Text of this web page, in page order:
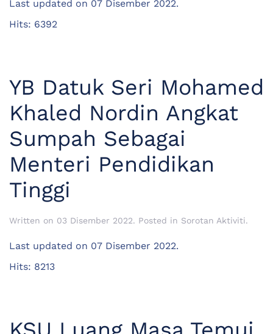
Last updated on 07 Disember 2022.
Hits: 6392
YB Datuk Seri Mohamed
Khaled Nordin Angkat
Sumpah Sebagai
Menteri Pendidikan
Tinggi
Written on 03 Disember 2022. Posted in Sorotan Aktiviti.
Last updated on 07 Disember 2022.
Hits: 8213